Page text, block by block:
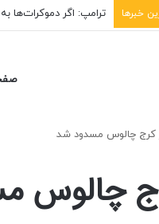
خبرها
کرج چالوس مسدود شد
چالوس